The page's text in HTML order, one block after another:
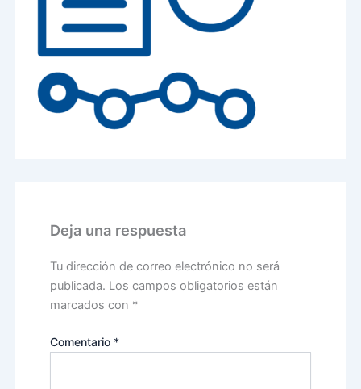
Deja una respuesta
Tu dirección de correo electrónico no será
publicada. Los campos obligatorios están
marcados con *
Comentario *